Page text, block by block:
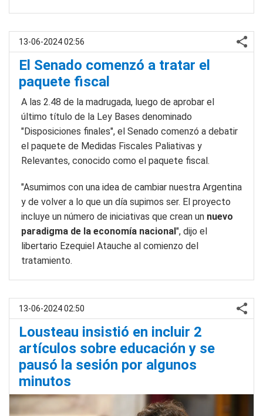
13-06-2024 02:56
El Senado comenzó a tratar el
paquete fiscal
A las 2.48 de la madrugada, luego de aprobar el
último título de la Ley Bases denominado
"Disposiciones finales", el Senado comenzó a debatir
el paquete de Medidas Fiscales Paliativas y
Relevantes, conocido como el paquete fiscal.
"Asumimos con una idea de cambiar nuestra Argentina
y de volver a lo que un día supimos ser. El proyecto
incluye un número de iniciativas que crean un nuevo
paradigma de la economía nacional", dijo el
libertario Ezequiel Atauche al comienzo del
tratamiento.
13-06-2024 02:50
Lousteau insistió en incluir 2
artículos sobre educación y se
pausó la sesión por algunos
minutos